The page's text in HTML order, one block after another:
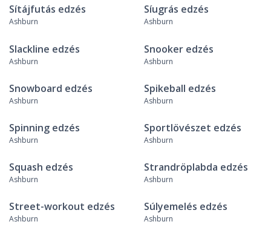
Sítájfutás edzés
Ashburn
Síugrás edzés
Ashburn
Slackline edzés
Ashburn
Snooker edzés
Ashburn
Snowboard edzés
Ashburn
Spikeball edzés
Ashburn
Spinning edzés
Ashburn
Sportlövészet edzés
Ashburn
Squash edzés
Ashburn
Strandröplabda edzés
Ashburn
Street-workout edzés
Ashburn
Súlyemelés edzés
Ashburn